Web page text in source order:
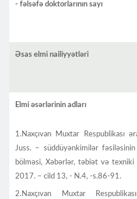
- fəlsəfə doktorlarının sayı
Əsas elmi nailiyyətləri
Elmi əsərlərinin adları
1.Naxçıvan Muxtar Respublikası
Juss. – süddüyənkimilər
bölməsi, Xəbərlər, təbiət və texniki
2017. – cild 13, - N.4, -s.86-91.
2.Naxçıvan Muxtar